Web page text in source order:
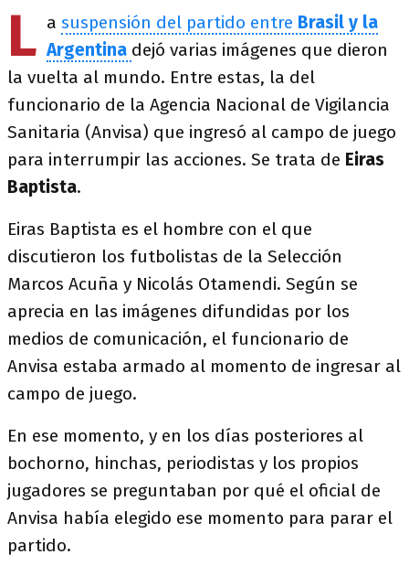
L a suspensión del partido entre Brasil y la
Argentina dejó varias imágenes que dieron
la vuelta al mundo. Entre estas, la del
funcionario de la Agencia Nacional de Vigilancia
Sanitaria (Anvisa) que ingresó al campo de juego
para interrumpir las acciones. Se trata de Eiras
Baptista.
Eiras Baptista es el hombre con el que
discutieron los futbolistas de la Selección
Marcos Acuña y Nicolás Otamendi. Según se
aprecia en las imágenes difundidas por los
medios de comunicación, el funcionario de
Anvisa estaba armado al momento de ingresar al
campo de juego.
En ese momento, y en los días posteriores al
bochorno, hinchas, periodistas y los propios
jugadores se preguntaban por qué el oficial de
Anvisa había elegido ese momento para parar el
partido.